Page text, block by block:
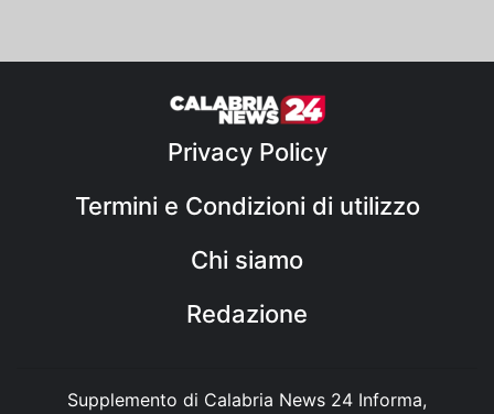
Privacy Policy
Termini e Condizioni di utilizzo
Chi siamo
Redazione
Supplemento di Calabria News 24 Informa,